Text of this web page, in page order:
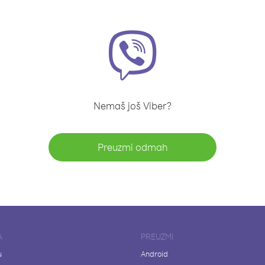
Nemaš još Viber?
Preuzmi odmah
PREUZMI
Android